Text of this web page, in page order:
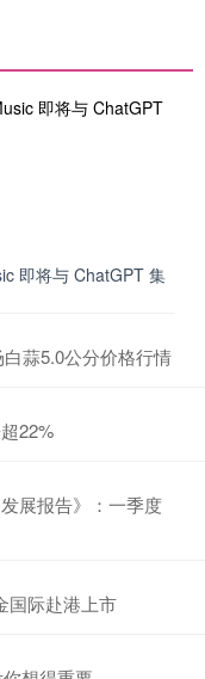
即将与 ChatGPT 集
蒜5.0公分价格行情
22%
展报告》：一季度
国际赴港上市